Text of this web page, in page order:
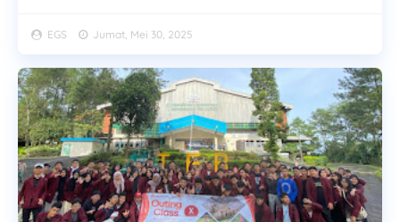
EGS Jumat, Mei 30, 2025